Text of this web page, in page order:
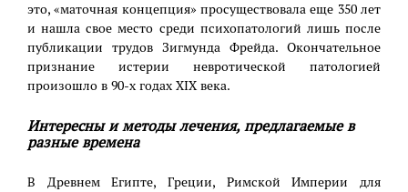
это, «маточная концепция» просуществовала еще 350 лет
и нашла свое место среди психопатологий лишь после
публикации трудов Зигмунда Фрейда. Окончательное
признание истерии невротической патологией
произошло в 90-х годах XIX века.
Интересны и методы лечения, предлагаемые в
разные времена
В Древнем Египте, Греции, Римской Империи для